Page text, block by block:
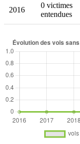
2016
0 victimes
entendues